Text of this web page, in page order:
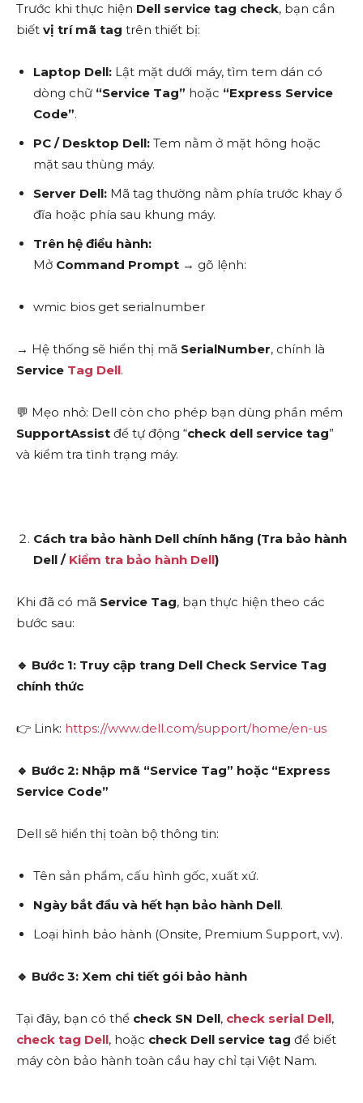
Trước khi thực hiện Dell service tag check, bạn cần
biết vị trí mã tag trên thiết bị:
Laptop Dell: Lật mặt dưới máy, tìm tem dán có
dòng chữ “Service Tag” hoặc “Express Service
Code”.
PC / Desktop Dell: Tem nằm ở mặt hông hoặc
mặt sau thùng máy.
Server Dell: Mã tag thường nằm phía trước khay ổ
đĩa hoặc phía sau khung máy.
Trên hệ điều hành:
Mở Command Prompt → gõ lệnh:
wmic bios get serialnumber
→ Hệ thống sẽ hiển thị mã SerialNumber, chính là
Service Tag Dell.
💬 Mẹo nhỏ: Dell còn cho phép bạn dùng phần mềm
SupportAssist để tự động “check dell service tag”
và kiểm tra tình trạng máy.
Cách tra bảo hành Dell chính hãng (Tra bảo hành
Dell /Kiểm tra bảo hành Dell)
Khi đã có mã Service Tag, bạn thực hiện theo các
bước sau:
🔹 Bước 1: Truy cập trang Dell Check Service Tag
chính thức
👉 Link: https://www.dell.com/support/home/en-us
🔹 Bước 2: Nhập mã “Service Tag” hoặc “Express
Service Code”
Dell sẽ hiển thị toàn bộ thông tin:
Tên sản phẩm, cấu hình gốc, xuất xứ.
Ngày bắt đầu và hết hạn bảo hành Dell.
Loại hình bảo hành (Onsite, Premium Support, v.v).
🔹 Bước 3: Xem chi tiết gói bảo hành
Tại đây, bạn có thể check SN Dell, check serial Dell,
check tag Dell, hoặc check Dell service tag để biết
máy còn bảo hành toàn cầu hay chỉ tại Việt Nam.